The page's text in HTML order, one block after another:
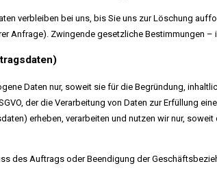
verbleiben bei uns, bis Sie uns zur Löschung
Anfrage). Zwingende gesetzliche Bestimmungen
Daten nur, soweit sie für die Begründung,
der die Verarbeitung von Daten zur Erfüllung
erheben, verarbeiten und nutzen wir nur,
des Auftrags oder Beendigung der